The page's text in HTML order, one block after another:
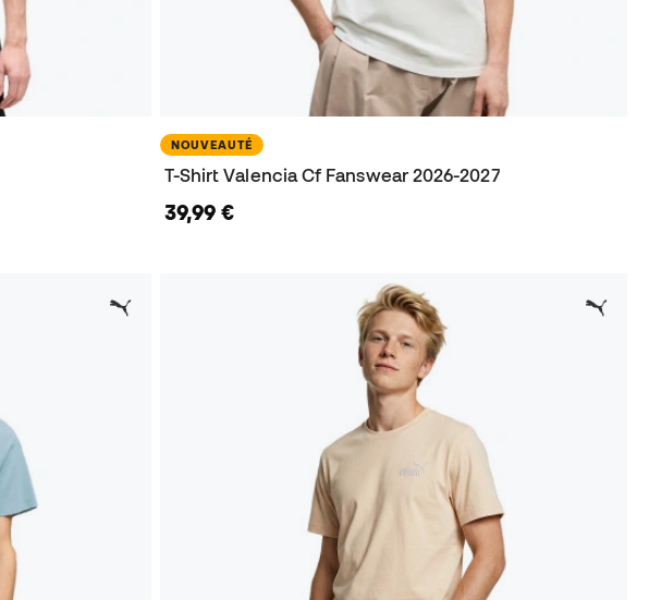
NOUVEAUTÉ
T-Shirt Valencia Cf Fanswear 2026-2027
39,99 €